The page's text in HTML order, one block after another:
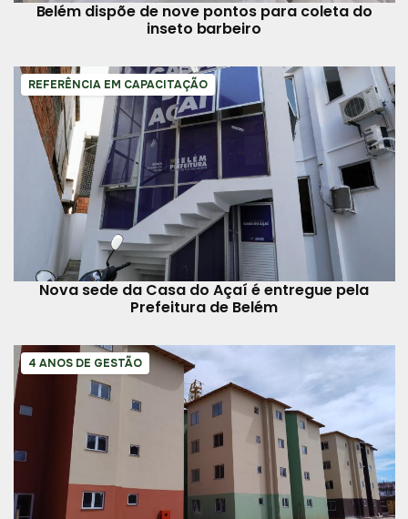
Belém dispõe de nove pontos para coleta do
inseto barbeiro
REFERÊNCIA EM CAPACITAÇÃO
Nova sede da Casa do Açaí é entregue pela
Prefeitura de Belém
4 ANOS DE GESTÃO